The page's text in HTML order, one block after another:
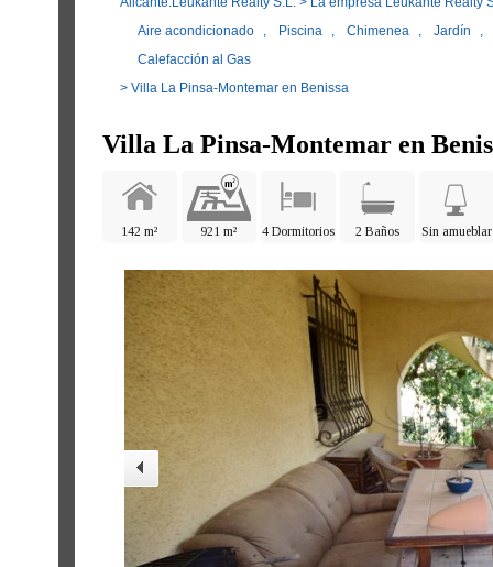
Aire acondicionado
, Piscina , Chimenea , Jardín
,
Calefacción al Gas
> Villa La Pinsa-Montemar en Benissa
Villa La Pinsa-Montemar en
142 m² 921 m² 4 Dormitorios 2 Baños Sin amueblar